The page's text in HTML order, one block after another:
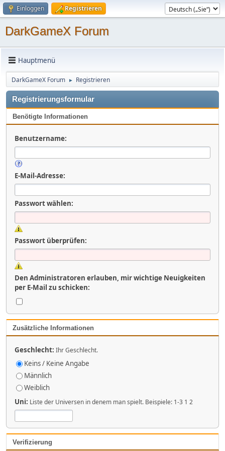
Einloggen Registrieren
DarkGameX Forum
Hauptmenü
DarkGameX Forum ► Registrieren
Registrierungsformular
Benötigte Informationen
Benutzername:
E-Mail-Adresse:
Passwort wählen:
Passwort überprüfen:
Den Administratoren erlauben, mir wichtige Neuigkeiten
per E-Mail zu schicken:
Zusätzliche Informationen
Geschlecht: Ihr Geschlecht.
Keins / Keine Angabe
Männlich
Weiblich
Uni: Liste der Universen in denem man spielt. Beispiele: 1-3 1 2
Verifizierung